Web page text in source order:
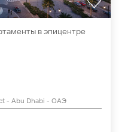
в эпицентре
- Abu Dhabi - ОАЭ